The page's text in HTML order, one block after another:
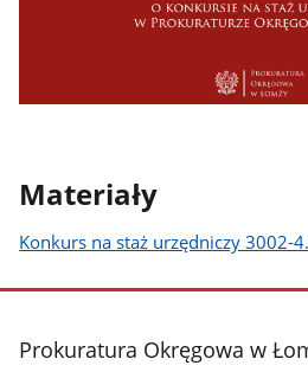
Materiały
Konkurs na staż urzędniczy 3002-
stopka
Prokuratura Okręgowa w